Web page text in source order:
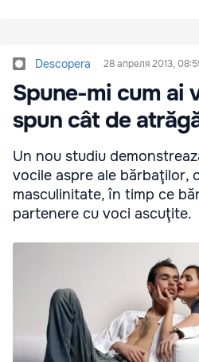
Descopera 28 апреля 2013,
Spune-mi cum ai
spun cât de
Un nou studiu
vocile aspre ale bărbaţilor,
masculinitate, în timp ce
partenere cu voci ascuţite.